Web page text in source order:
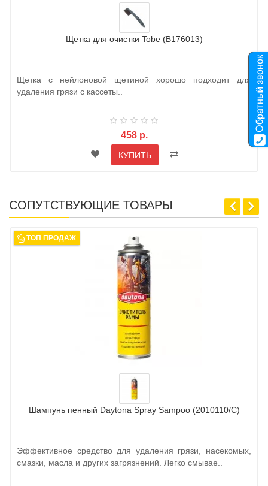
Щетка для очистки Tobe (B176013)
Щетка с нейлоновой щетиной хорошо подходит для
удаления грязи с кассеты..
458 р.
КУПИТЬ
СОПУТСТВУЮЩИЕ ТОВАРЫ
ТОП ПРОДАЖ
Шампунь пенный Daytona Spray Sampoo (2010110/C)
Эффективное средство для удаления грязи, насекомых,
смазки, масла и других загрязнений. Легко смывае..